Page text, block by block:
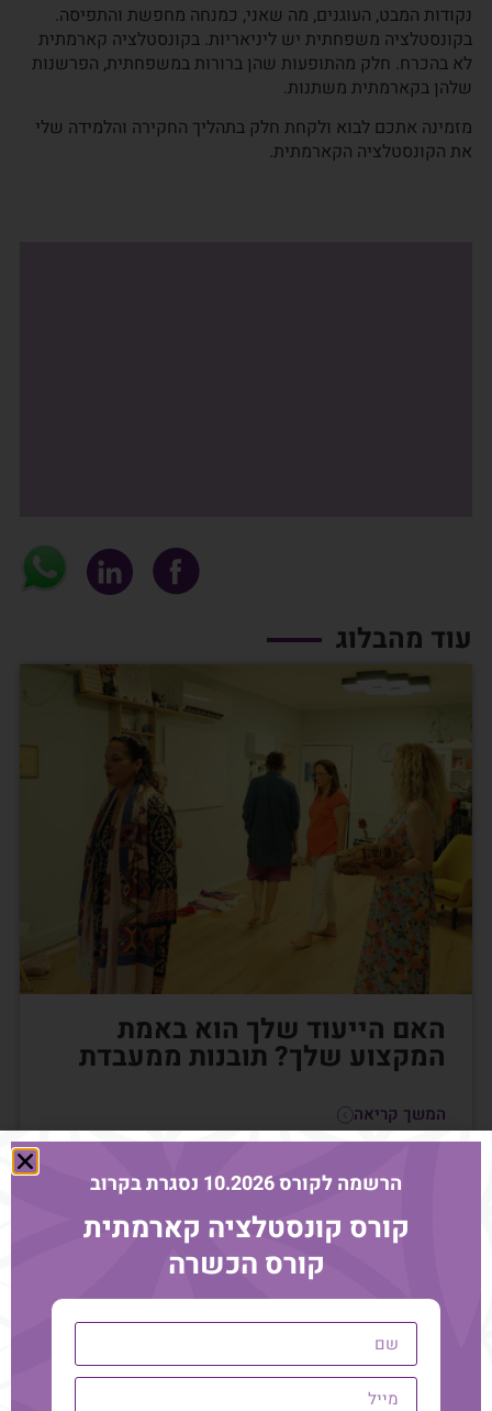
נקודות המבט, העוגנים, מה שאני, כמנחה מחפשת והתפיסה.
בקונסטלציה משפחתית יש ליניאריות. בקונסטלציה קארמתית
לא בהכרח. חלק מהתופעות שהן ברורות במשפחתית, הפרשנות
שלהן בקארמתית משתנות.
מזמינה אתכם לבוא ולקחת חלק בתהליך החקירה והלמידה שלי
את הקונסטלציה הקארמתית.
עוד מהבלוג
האם הייעוד שלך הוא באמת
המקצוע שלך? תובנות ממעבדת
המשך קריאה
הרשמה לקורס 10.2026 נסגרת בקרוב
קורס קונסטלציה קארמתית
קורס הכשרה